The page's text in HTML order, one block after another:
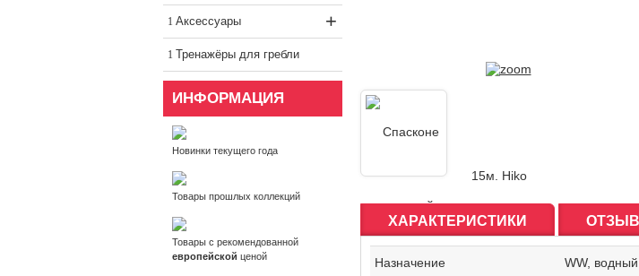
Аксессуары +
Тренажёры для гребли
ИНФОРМАЦИЯ
Новинки текущего года
Товары прошлых коллекций
Товары с рекомендованной
европейской ценой
ХАРАКТЕРИСТИКИ
Назначение WW,